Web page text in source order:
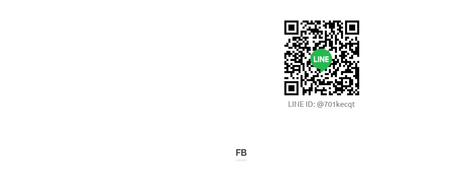
LINE ID: @701kecqt
FB